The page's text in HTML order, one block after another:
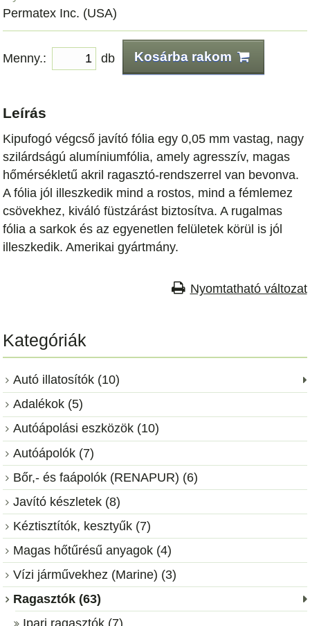
Permatex Inc. (USA)
Menny.: db Kosárba rakom
Leírás
Kipufogó végcső javító fólia egy 0,05 mm vastag, nagy
szilárdságú alumíniumfólia, amely agresszív, magas
hőmérsékletű akril ragasztó-rendszerrel van bevonva.
A fólia jól illeszkedik mind a rostos, mind a fémlemez
csövekhez, kiváló füstzárást biztosítva. A rugalmas
fólia a sarkok és az egyenetlen felületek körül is jól
illeszkedik. Amerikai gyártmány.
Nyomtatható változat
Kategóriák
Autó illatosítók (10)
Adalékok (5)
Autóápolási eszközök (10)
Autóápolók (7)
Bőr,- és faápolók (RENAPUR) (6)
Javító készletek (8)
Kéztisztítók, kesztyűk (7)
Magas hőtűrésű anyagok (4)
Vízi járművekhez (Marine) (3)
Ragasztók (63)
Ipari ragasztók (7)